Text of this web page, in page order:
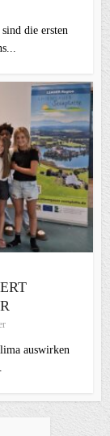
die ersten
auswirken